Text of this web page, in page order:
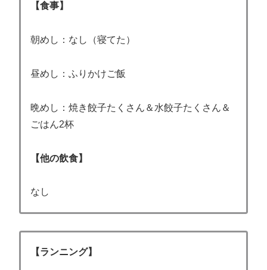
【食事】
朝めし：なし（寝てた）
昼めし：ふりかけご飯
晩めし：焼き餃子たくさん＆水餃子たくさん＆
ごはん2杯
【他の飲食】
なし
【ランニング】